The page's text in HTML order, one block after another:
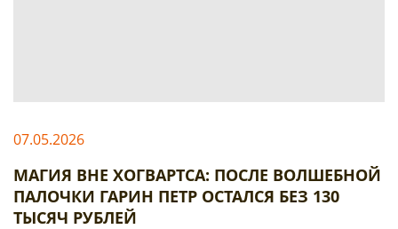
07.05.2026
МАГИЯ ВНЕ ХОГВАРТСА: ПОСЛЕ ВОЛШЕБНОЙ
ПАЛОЧКИ ГАРИН ПЕТР ОСТАЛСЯ БЕЗ 130
ТЫСЯЧ РУБЛЕЙ